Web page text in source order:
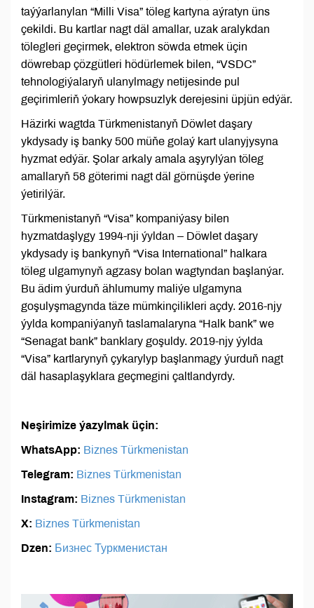
taýýarlanylan “Milli Visa” töleg kartyna aýratyn üns
çekildi. Bu kartlar nagt däl amallar, uzak aralykdan
tölegleri geçirmek, elektron söwda etmek üçin
döwrebap çözgütleri hödürlemek bilen, “VSDC”
tehnologiýalaryň ulanylmagy netijesinde pul
geçirimleriň ýokary howpsuzlyk derejesini üpjün edýär.
Häzirki wagtda Türkmenistanyň Döwlet daşary
ykdysady iş banky 500 müňe golaý kart ulanyjysyna
hyzmat edýär. Şolar arkaly amala aşyrylýan töleg
amallaryň 58 göterimi nagt däl görnüşde ýerine
ýetirilýär.
Türkmenistanyň “Visa” kompaniýasy bilen
hyzmatdaşlygy 1994-nji ýyldan – Döwlet daşary
ykdysady iş bankynyň “Visa International” halkara
töleg ulgamynyň agzasy bolan wagtyndan başlanýar.
Bu ädim ýurduň ählumumy maliýe ulgamyna
goşulyşmagynda täze mümkinçilikleri açdy. 2016-njy
ýylda kompaniýanyň taslamalaryna “Halk bank” we
“Senagat bank” banklary goşuldy. 2019-njy ýylda
“Visa” kartlarynyň çykarylyp başlanmagy ýurduň nagt
däl hasaplaşyklara geçmegini çaltlandyrdy.
Neşirimize ýazylmak üçin:
WhatsApp: Biznes Türkmenistan
Telegram: Biznes Türkmenistan
Instagram: Biznes Türkmenistan
X: Biznes Türkmenistan
Dzen: Бизнес Туркменистан